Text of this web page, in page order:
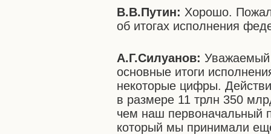
В.В.Путин: Хорошо.
об итогах исполнения
А.Г.Силуанов:
основные итоги
некоторые цифры.
в размере 11 трлн 350
чем наш первоначальный
который мы принимали